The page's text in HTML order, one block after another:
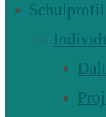
Schulprofil